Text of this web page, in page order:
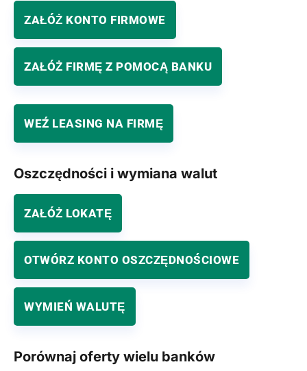
ZAŁÓŻ KONTO FIRMOWE
ZAŁÓŻ FIRMĘ Z POMOCĄ BANKU
WEŹ LEASING NA FIRMĘ
Oszczędności i wymiana walut
ZAŁÓŻ LOKATĘ
OTWÓRZ KONTO OSZCZĘDNOŚCIOWE
WYMIEŃ WALUTĘ
Porównaj oferty wielu banków